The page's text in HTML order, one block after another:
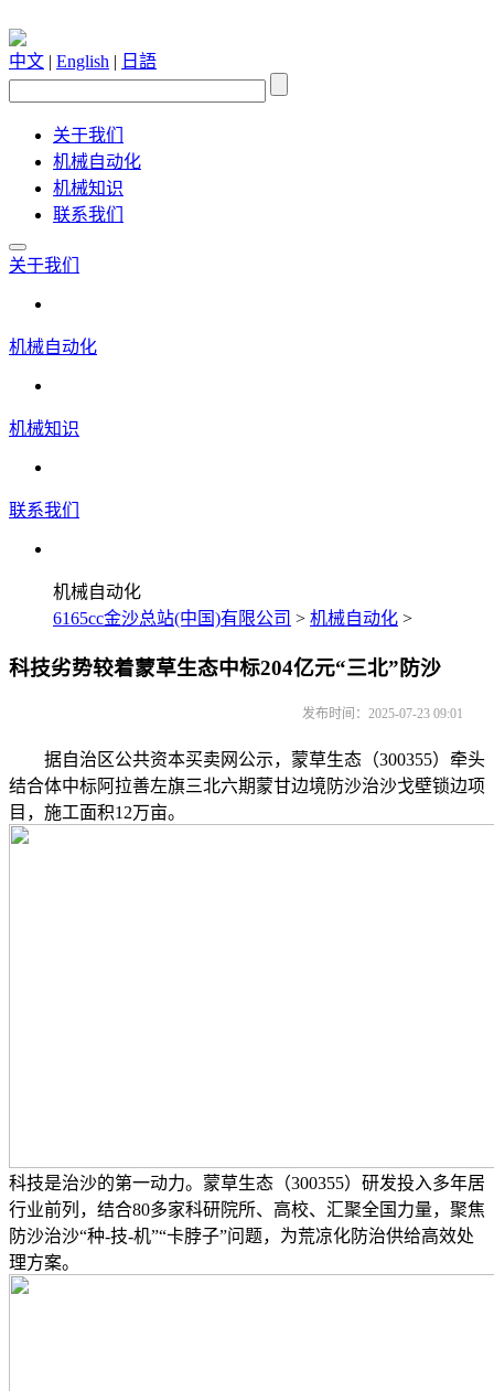
中文 | English | 日語
关于我们
机械自动化
机械知识
联系我们
关于我们
机械自动化
机械知识
联系我们
机械自动化
6165cc金沙总站(中国)有限公司 > 机械自动化 >
科技劣势较着蒙草生态中标204亿元“三北”防沙
发布时间：2025-07-23 09:01
据自治区公共资本买卖网公示，蒙草生态（300355）牵头
结合体中标阿拉善左旗三北六期蒙甘边境防沙治沙戈壁锁边项
目，施工面积12万亩。
科技是治沙的第一动力。蒙草生态（300355）研发投入多年居
行业前列，结合80多家科研院所、高校、汇聚全国力量，聚焦
防沙治沙“种-技-机”“卡脖子”问题，为荒凉化防治供给高效处
理方案。